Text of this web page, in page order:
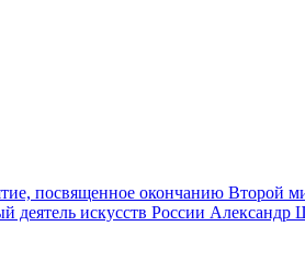
посвященное окончанию Второй
деятель искусств России